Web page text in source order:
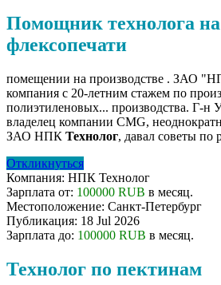
Помощник технолога на
флексопечати
помещении на производстве . ЗАО
компания с 20-летним стажем по
полиэтиленовых... производства. Г-н
владелец компании CMG,
ЗАО НПК Технолог, давал советы по
Откликнуться
Компания: НПК Технолог
Зарплата от: 100000 RUB в месяц.
Местоположение: Санкт-Петербург
Публикация: 18 Jul 2026
Зарплата до: 100000 RUB в месяц.
Технолог по пектинам